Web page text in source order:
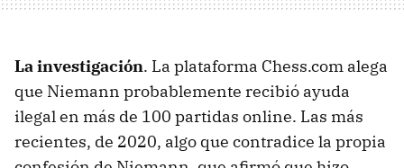
La investigación. La plataforma Chess.com alega
que Niemann probablemente recibió ayuda
ilegal en más de 100 partidas online. Las más
recientes, de 2020, algo que contradice la propia